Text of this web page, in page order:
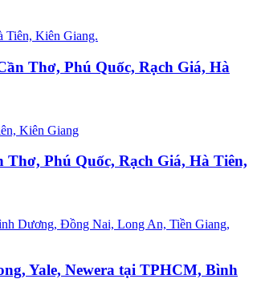
Thơ, Phú Quốc, Rạch Giá, Hà
Phú Quốc, Rạch Giá, Hà Tiên,
Yale, Newera tại TPHCM, Bình